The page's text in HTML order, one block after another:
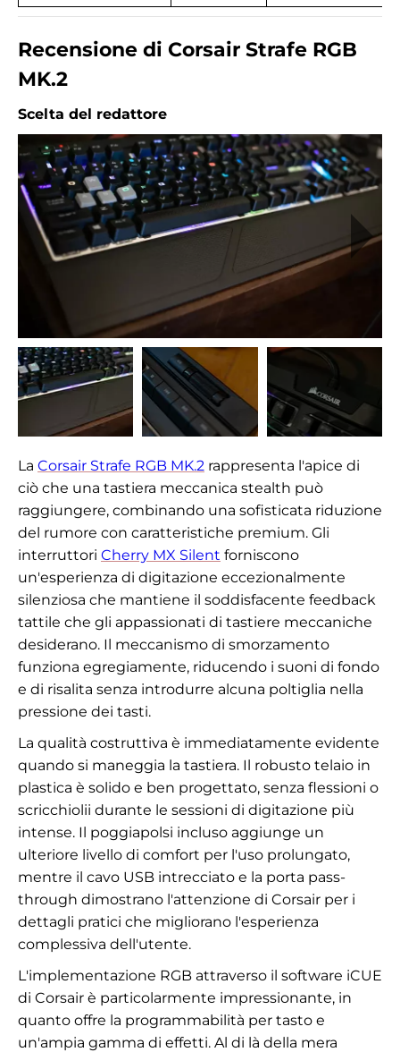
Recensione di Corsair Strafe RGB
MK.2
Scelta del redattore
La Corsair Strafe RGB MK.2 rappresenta l'apice di
ciò che una tastiera meccanica stealth può
raggiungere, combinando una sofisticata riduzione
del rumore con caratteristiche premium. Gli
interruttori Cherry MX Silent forniscono
un'esperienza di digitazione eccezionalmente
silenziosa che mantiene il soddisfacente feedback
tattile che gli appassionati di tastiere meccaniche
desiderano. Il meccanismo di smorzamento
funziona egregiamente, riducendo i suoni di fondo
e di risalita senza introdurre alcuna poltiglia nella
pressione dei tasti.
La qualità costruttiva è immediatamente evidente
quando si maneggia la tastiera. Il robusto telaio in
plastica è solido e ben progettato, senza flessioni o
scricchiolii durante le sessioni di digitazione più
intense. Il poggiapolsi incluso aggiunge un
ulteriore livello di comfort per l'uso prolungato,
mentre il cavo USB intrecciato e la porta pass-
through dimostrano l'attenzione di Corsair per i
dettagli pratici che migliorano l'esperienza
complessiva dell'utente.
L'implementazione RGB attraverso il software iCUE
di Corsair è particolarmente impressionante, in
quanto offre la programmabilità per tasto e
un'ampia gamma di effetti. Al di là della mera